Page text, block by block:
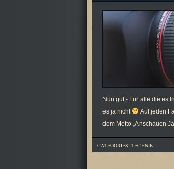
Nun gut,- Für alle die es
es ja nicht
Auf jeden
dem Motto „Anschauen
CATEGORIES: TECHNIK --